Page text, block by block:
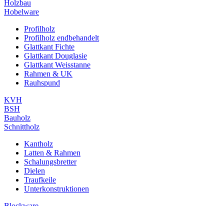
Holzbau
Hobelware
Profilholz
Profilholz endbehandelt
Glattkant Fichte
Glattkant Douglasie
Glattkant Weisstanne
Rahmen & UK
Rauhspund
KVH
BSH
Bauholz
Schnittholz
Kantholz
Latten & Rahmen
Schalungsbretter
Dielen
Traufkeile
Unterkonstruktionen